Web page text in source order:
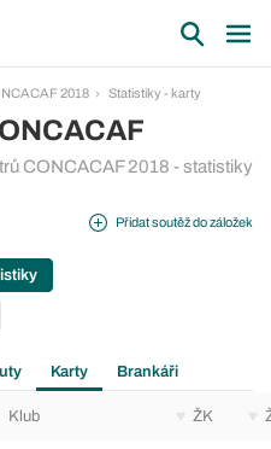
2018 Statistiky - karty
CONCACAF 2018 - statistiky
Přidat soutěž do záložek
Karty Brankáři
Klub ŽK